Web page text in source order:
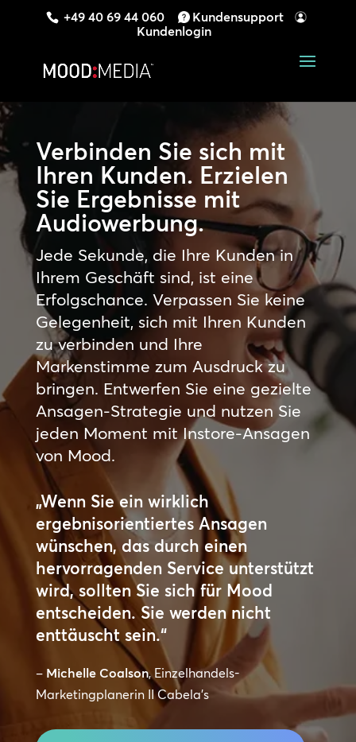
+49 40 69 44 060
Kundensupport
Kundenlogin
Verbinden Sie sich mit
Ihren Kunden. Erzielen
Sie Ergebnisse mit
Audiowerbung.
Jede Sekunde, die Ihre Kunden in
Ihrem Geschäft sind, ist eine
Erfolgschance. Verpassen Sie keine
Gelegenheit, sich mit Ihren Kunden
zu verbinden und Ihre
Markenstimme zum Ausdruck zu
bringen. Entwerfen Sie eine gezielte
Ansagen-Strategie und nutzen Sie
jeden Moment mit Instore-Ansagen
von Mood.
„Wenn Sie ein wirklich
ergebnisorientiertes Ansagen
wünschen, das durch einen
hervorragenden Service unterstützt
wird, sollten Sie sich für Mood
entscheiden. Sie werden nicht
enttäuscht sein.“
– Michelle Coalson, Einzelhandels-
Marketingplanerin II Cabela’s